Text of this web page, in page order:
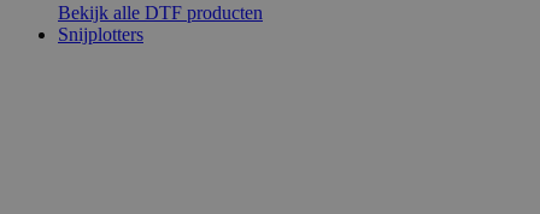
Bekijk alle DTF producten
Snijplotters